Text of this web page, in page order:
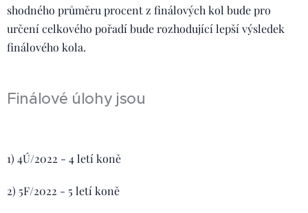
shodného průměru procent z finálových kol bude pro
určení celkového pořadí bude rozhodující lepší výsledek
finálového kola.
Finálové úlohy jsou
1) 4Ú/2022 - 4 letí koně
2) 5F/2022 - 5 letí koně